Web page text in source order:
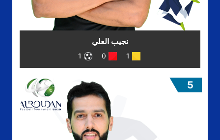
نجيب العلي
1
0
1
5